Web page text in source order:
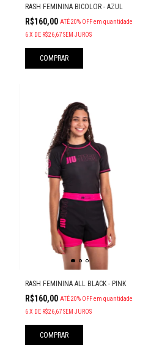
RASH FEMININA BICOLOR - AZUL
R$160,00 ATÉ 20% OFF em quantidade
6 X DE R$26,67 SEM JUROS
COMPRAR
RASH FEMININA ALL BLACK - PINK
R$160,00 ATÉ 20% OFF em quantidade
6 X DE R$26,67 SEM JUROS
COMPRAR